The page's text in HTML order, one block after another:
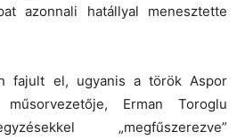
azonnali hatállyal menesztette
fajult el, ugyanis a török Aspor
Erman Toroglu
„megfűszerezve”